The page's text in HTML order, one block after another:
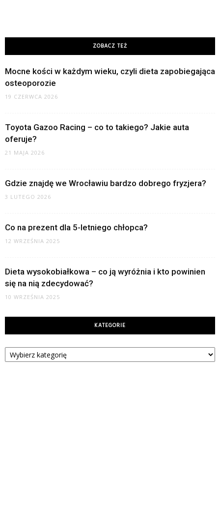
ZOBACZ TEŻ
Mocne kości w każdym wieku, czyli dieta zapobiegająca
osteoporozie
19 CZERWCA 2026
Toyota Gazoo Racing – co to takiego? Jakie auta
oferuje?
21 MAJA 2026
Gdzie znajdę we Wrocławiu bardzo dobrego fryzjera?
3 LUTEGO 2026
Co na prezent dla 5-letniego chłopca?
12 WRZEŚNIA 2025
Dieta wysokobiałkowa – co ją wyróżnia i kto powinien
się na nią zdecydować?
10 WRZEŚNIA 2025
KATEGORIE
Kategorie